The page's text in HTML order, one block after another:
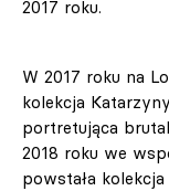
2017 roku.
W 2017 roku na
kolekcja
portretująca
2018 roku we
powstała